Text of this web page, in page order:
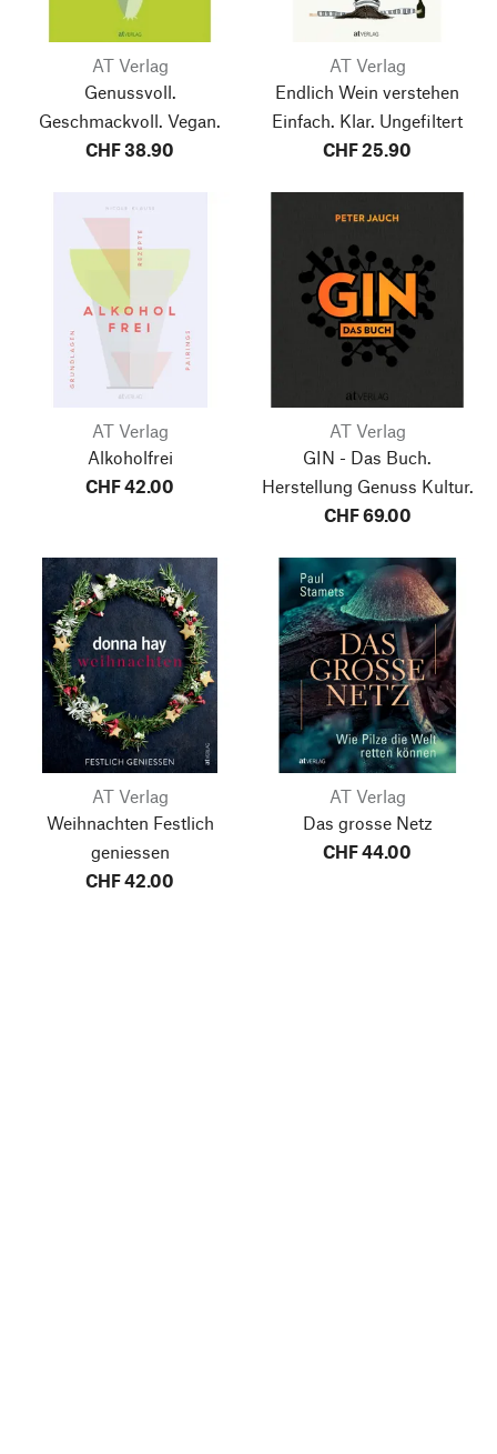
AT Verlag
Genussvoll.
Geschmackvoll. Vegan.
CHF 38.90
AT Verlag
Endlich Wein verstehen
Einfach. Klar. Ungefiltert
CHF 25.90
AT Verlag
Alkoholfrei
CHF 42.00
AT Verlag
GIN - Das Buch.
Herstellung Genuss Kultur.
CHF 69.00
AT Verlag
Weihnachten Festlich
geniessen
CHF 42.00
AT Verlag
Das grosse Netz
CHF 44.00